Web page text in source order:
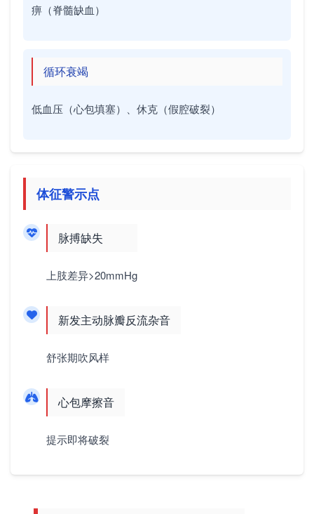
痹（脊髓缺血）
循环衰竭
低血压（心包填塞）、休克（假腔破裂）
体征警示点
脉搏缺失
上肢差异>20mmHg
新发主动脉瓣反流杂音
舒张期吹风样
心包摩擦音
提示即将破裂